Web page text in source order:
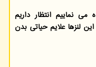
می نماییم انتظار داریم
این لنزها علایم حیاتی بدن